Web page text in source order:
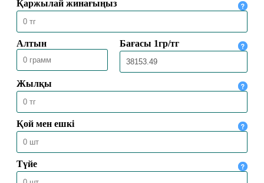
Ақтөбеде XV республикалық Құран
жарысына іріктеу сайысы өтті
16.07.2026